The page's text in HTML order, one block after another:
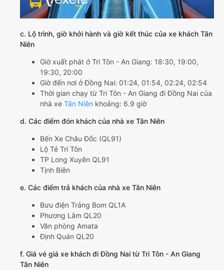
c. Lộ trình, giờ khởi hành và giờ kết thúc của xe khách Tân
Niên
Giờ xuất phát ở Tri Tôn - An Giang: 18:30, 19:00,
19:30, 20:00
Giờ đến nơi ở Đồng Nai: 01:24, 01:54, 02:24, 02:54
Thời gian chạy từ Tri Tôn - An Giang đi Đồng Nai của
nhà xe Tân Niên khoảng: 6.9 giờ
d. Các điểm đón khách của nhà xe Tân Niên
Bến Xe Châu Đốc (QL91)
Lộ Tẻ Tri Tôn
TP Long Xuyên QL91
Tịnh Biên
e. Các điểm trả khách của nhà xe Tân Niên
Bưu điện Trảng Bom QL1A
Phương Lâm QL20
Văn phòng Amata
Định Quán QL20
f. Giá vé giá xe khách đi Đồng Nai từ Tri Tôn - An Giang
Tân Niên